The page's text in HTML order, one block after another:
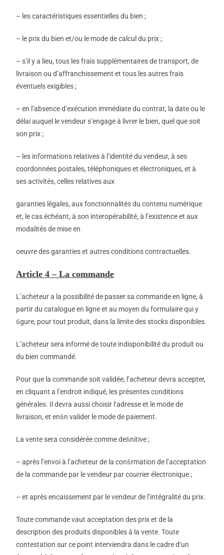
– les caractéristiques essentielles du bien ;
– le prix du bien et/ou le mode de calcul du prix ;
– s’il y a lieu, tous les frais supplémentaires de transport, de
livraison ou d’affranchissement et tous les autres frais
éventuels exigibles ;
– en l’absence d’exécution immédiate du contrat, la date ou le
délai auquel le vendeur s’engage à livrer le bien, quel que soit
son prix ;
– les informations relatives à l’identité du vendeur, à ses
coordonnées postales, téléphoniques et électroniques, et à
ses activités, celles relatives aux
garanties légales, aux fonctionnalités du contenu numérique
et, le cas échéant, à son interopérabilité, à l’existence et aux
modalités de mise en
oeuvre des garanties et autres conditions contractuelles.
Article 4 – La commande
L’acheteur a la possibilité de passer sa commande en ligne, à
partir du catalogue en ligne et au moyen du formulaire qui y
ﬁgure, pour tout produit, dans la limite des stocks disponibles.
L’acheteur sera informé de toute indisponibilité du produit ou
du bien commandé.
Pour que la commande soit validée, l’acheteur devra accepter,
en cliquant a l’endroit indiqué, les présentes conditions
générales. Il devra aussi choisir l‘adresse et le mode de
livraison, et enﬁn valider le mode de paiement.
La vente sera considérée comme deﬁnitive ;
– après l’envoi à l’acheteur de la conﬁrmation de l’acceptation
de la commande par le vendeur par courrier électronique ;
– et après encaissement par le vendeur de l’intégralité du prix.
Toute commande vaut acceptation des prix et de la
description des produits disponibles à la vente. Toute
contestation sur ce point interviendra dans le cadre d‘un